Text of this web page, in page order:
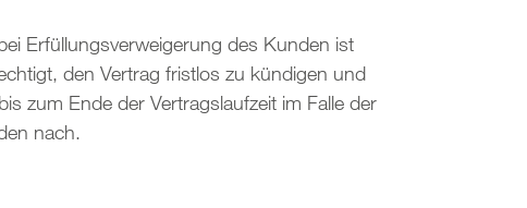
Erfüllungsverweigerung des Kunden ist
den Vertrag fristlos zu kündigen und
zum Ende der Vertragslaufzeit im Falle der
nach.